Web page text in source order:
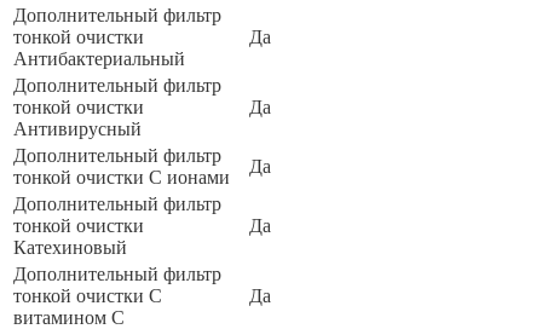
Дополнительный фильтр
тонкой очистки
Антибактериальный
Да
Дополнительный фильтр
тонкой очистки
Антивирусный
Да
Дополнительный фильтр
тонкой очистки С ионами
Да
Дополнительный фильтр
тонкой очистки
Катехиновый
Да
Дополнительный фильтр
тонкой очистки С
витамином C
Да